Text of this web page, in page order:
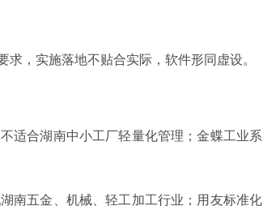
，实施落地不贴合实际，软件形同虚设。
适合湖南中小工厂轻量化管理；金蝶工业系
南五金、机械、轻工加工行业；用友标准化